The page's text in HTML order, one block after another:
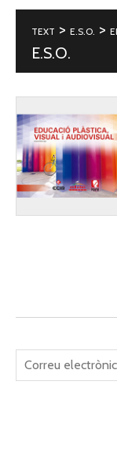
TEXT > E.S.O. >
E.S.O.